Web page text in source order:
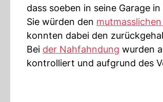
dass soeben in seine Garage
Sie würden den
konnten dabei den
Bei der Nahfahndung wurden
kontrolliert und aufgrund des